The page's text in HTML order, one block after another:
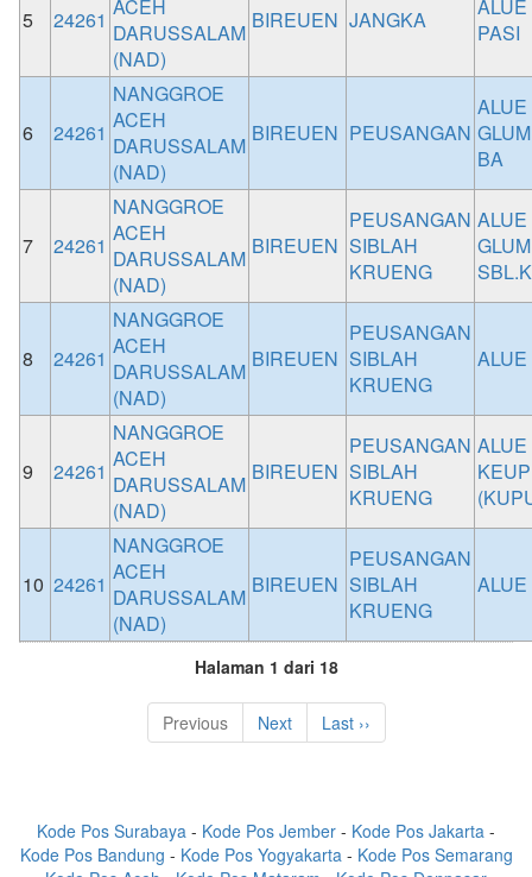
5 24261 ACEH
DARUSSALAM
(NAD)
BIREUEN JANGKA
PASI
6 24261
NANGGROE
ACEH
DARUSSALAM
(NAD)
BIREUEN PEUSANGAN
ALUE
BA
7 24261
NANGGROE
ACEH
DARUSSALAM
(NAD)
BIREUEN
PEUSANGAN
SIBLAH
KRUENG
ALUE
SBL.K
8 24261
NANGGROE
ACEH
DARUSSALAM
(NAD)
BIREUEN
PEUSANGAN
SIBLAH
KRUENG
9 24261
NANGGROE
ACEH
DARUSSALAM
(NAD)
BIREUEN
PEUSANGAN
SIBLAH
KRUENG
ALUE
10 24261
NANGGROE
ACEH
DARUSSALAM
(NAD)
BIREUEN
PEUSANGAN
SIBLAH
KRUENG
Halaman 1 dari 18
Previous Next Last ››
Kode Pos Surabaya - Kode Pos Jember - Kode Pos Jakarta -
Kode Pos Bandung - Kode Pos Yogyakarta - Kode Pos Semarang